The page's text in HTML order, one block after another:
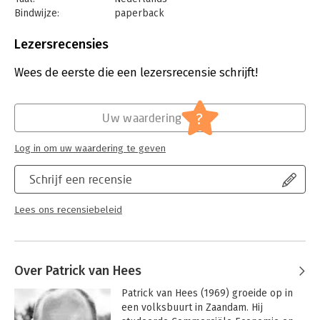
mooie invulling aan het leven te geven.’ - Rudi Westendorp,
‘De Nederlandse Paulo Coelho is opgestaan.’ - De Telegraaf
‘De geluksprofessor is een spannend, romantisch en
inspirerend boek, dat je gelezen moet hebben.’ - Barry Atsma,
Bindwijze:
paperback
Uitgever:
Verschijningsdatum:
16-3-2020
Lezersrecensies
Wees de eerste die een lezersrecensie schrijft!
Schrijf een recensie
Lees ons recensiebeleid
Uw waardering ?
Log in om uw waardering te geven
Over Patrick van Hees
Patrick van Hees (1969) groeide op in
een volksbuurt in Zaandam. Hij